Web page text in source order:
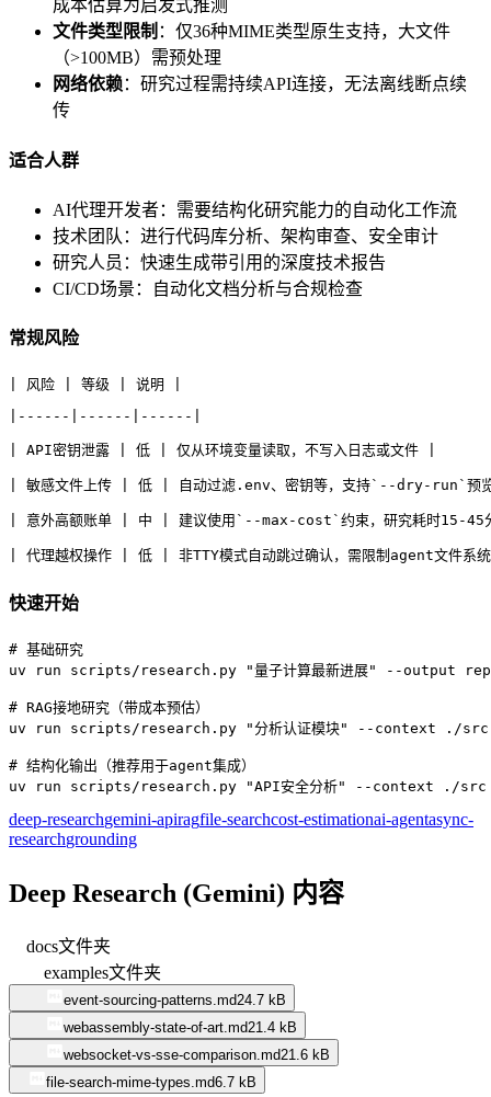
成本估算为启发式推测
文件类型限制 ：仅36种MIME类型原生支持，大文件
（>100MB）需预处理
网络依赖：研究过程需持续API连接，无法离线断点续
传
适合人群
AI代理开发者：需要结构化研究能力的自动化工作流
技术团队：进行代码库分析、架构审查、安全审计
研究人员：快速生成带引用的深度技术报告
CI/CD场景：自动化文档分析与合规检查
常规风险
| 风险 | 等级 | 说明 |
|------|------|------|
| API密钥泄露 | 低 | 仅从环境变量读取，不写入日志或文件 |
| 敏感文件上传 | 低 | 自动过滤.env、密钥等，支持`--dry-run`预
| 意外高额账单 | 中 | 建议使用`--max-cost`约束，研究耗时15-
| 代理越权操作 | 低 | 非TTY模式自动跳过确认，需限制agent文件系
快速开始
# 基础研究
uv run scripts/research.py "量子计算最新进展" --output
# RAG接地研究（带成本预估）
uv run scripts/research.py "分析认证模块" --context ./
# 结构化输出（推荐用于agent集成）
uv run scripts/research.py "API安全分析" --context ./
deep-researchgemini-apiragfile-searchcost-estimationai-agentasync-
researchgrounding
Deep Research (Gemini) 内容
docs文件夹
examples文件夹
event-sourcing-patterns.md24.7 kB
webassembly-state-of-art.md21.4 kB
websocket-vs-sse-comparison.md21.6 kB
file-search-mime-types.md6.7 kB